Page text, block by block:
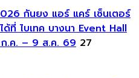
กันยง แอร์ แคร์ เซ็นเตอร์
ที่ ไบเทค บางนา Event Hall
ก.ค. – 9 ส.ค. 69 27